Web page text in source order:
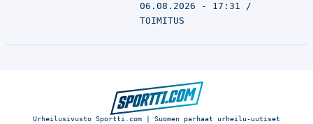
06.08.2026 - 17:31
TOIMITUS
Urheilusivusto Sportti.com | Suomen parhaat urheilu-uutiset